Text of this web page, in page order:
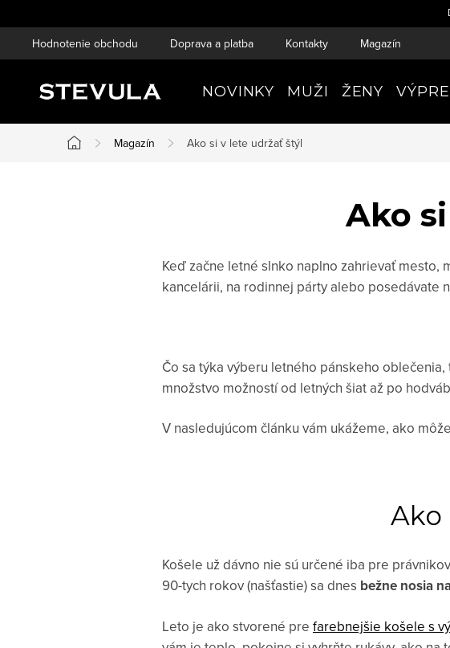
na
Hodnotenie obchodu Doprava a platba Kontakty Magazín
NOVINKY MUŽI ŽENY
Domov
Magazín Ako si v lete udržať štýl
Ako
Keď začne letné slnko naplno zahrievať
kancelárii, na rodinnej párty alebo posedávate
Čo sa týka výberu letného pánskeho
množstvo možností od letných šiat až po
V nasledujúcom článku vám ukážeme, ako
Ako
Košele už dávno nie sú určené iba pre
90-tych rokov (našťastie) sa dnes bežne nosia
Leto je ako stvorené pre farebnejšie košele s